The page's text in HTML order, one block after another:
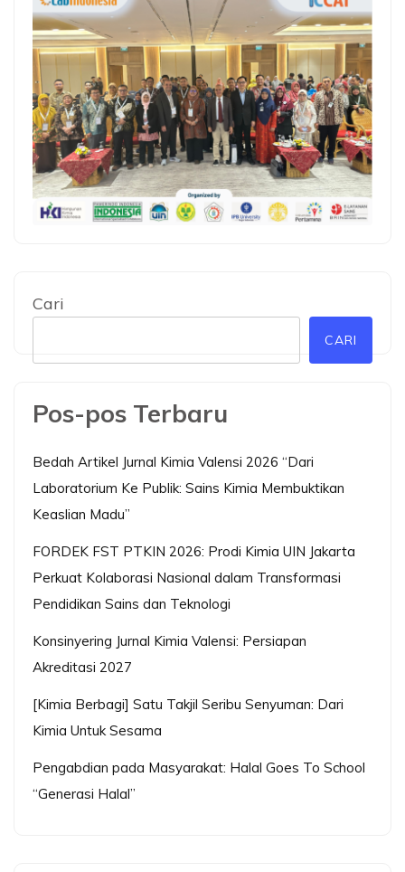
Cari
CARI
Pos-pos Terbaru
Bedah Artikel Jurnal Kimia Valensi 2026 “Dari
Laboratorium Ke Publik: Sains Kimia Membuktikan
Keaslian Madu”
FORDEK FST PTKIN 2026: Prodi Kimia UIN Jakarta
Perkuat Kolaborasi Nasional dalam Transformasi
Pendidikan Sains dan Teknologi
Konsinyering Jurnal Kimia Valensi: Persiapan
Akreditasi 2027
[Kimia Berbagi] Satu Takjil Seribu Senyuman: Dari
Kimia Untuk Sesama
Pengabdian pada Masyarakat: Halal Goes To School
“Generasi Halal”